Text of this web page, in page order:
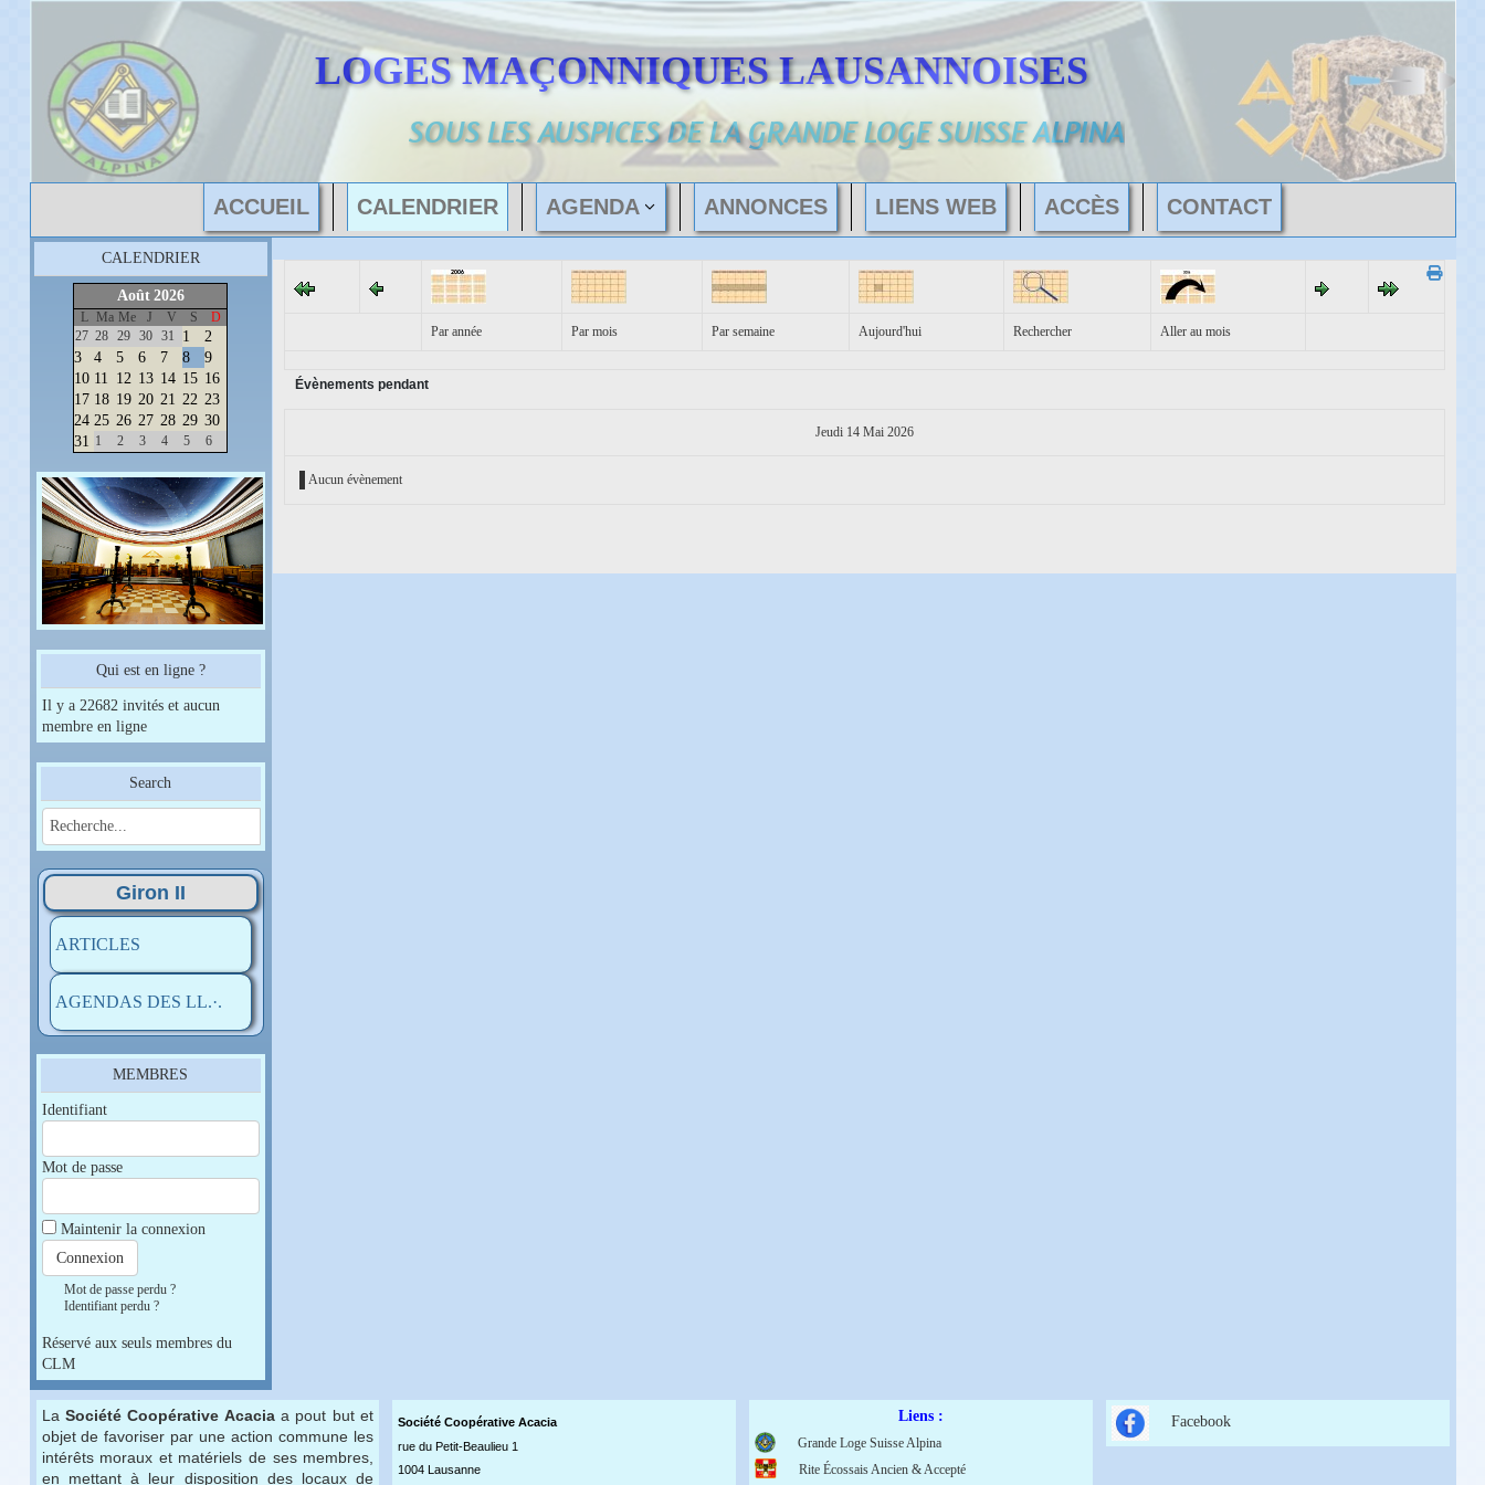
LOGES MAÇONNIQUES LAUSANNOISES
SOUS LES AUSPICES DE LA GRANDE LOGE SUISSE ALPINA
ACCUEIL CALENDRIER AGENDA ANNONCES LIENS WEB ACCÈS CONTACT
CALENDRIER
Août 2026
L Ma Me J V S
D
27 28 29 30 31 1
2
3
4 5 6 7 8
9
10 11 12 13 14 15 16
17 18 19 20 21 22 23
24 25 26 27 28 29 30
31 1 2 3 4 5 6
Qui est en ligne ?
Il y a 22682 invités et aucun
membre en ligne
Search
Giron II
ARTICLES
AGENDAS DES LL.·.
MEMBRES
Identifiant
Mot de passe
Maintenir la connexion
Mot de passe perdu ?
Identifiant perdu ?
Réservé aux seuls membres du
CLM
Par année Par mois Par semaine Aujourd'hui Rechercher Aller au mois
Évènements pendant
Jeudi 14 Mai 2026
Aucun évènement
La Société Coopérative Acaciaa pout but et
objet de favoriser par une action commune les
intérêts moraux et matériels de ses membres,
en mettant à leur disposition des locaux de
Société Coopérative Acacia
rue du Petit-Beaulieu 1
1004 Lausanne
Liens :
Grande Loge Suisse Alpina
Rite Écossais Ancien & Accepté
Facebook